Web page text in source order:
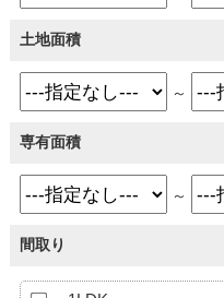
土地面積
～
専有面積
～
間取り